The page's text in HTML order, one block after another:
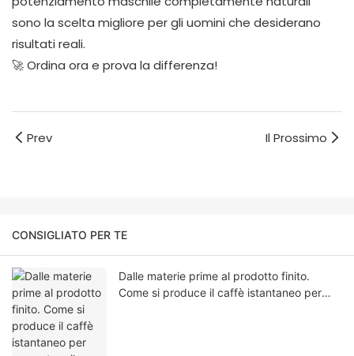
sono la scelta migliore per gli uomini che desiderano
risultati reali.
🚀 Ordina ora e prova la differenza!
Prev Il Prossimo
CONSIGLIATO PER TE
Dalle materie prime al prodotto finito.
Come si produce il caffè istantaneo per